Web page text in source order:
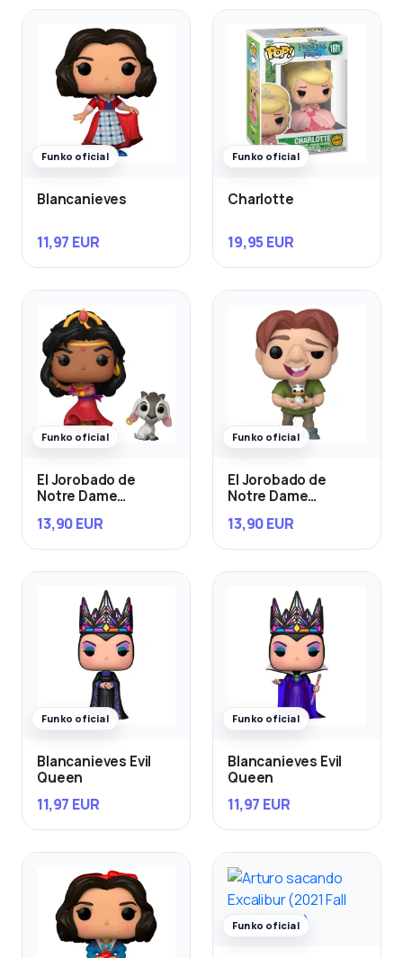
Funko oficial
Blancanieves
11,97 EUR
Funko oficial
Charlotte
19,95 EUR
Funko oficial
El Jorobado de
Notre Dame
13,90 EUR
Funko oficial
El Jorobado de
Notre Dame
13,90 EUR
Funko oficial
Blancanieves Evil
Queen
11,97 EUR
Funko oficial
Blancanieves Evil
Queen
11,97 EUR
Funko oficial